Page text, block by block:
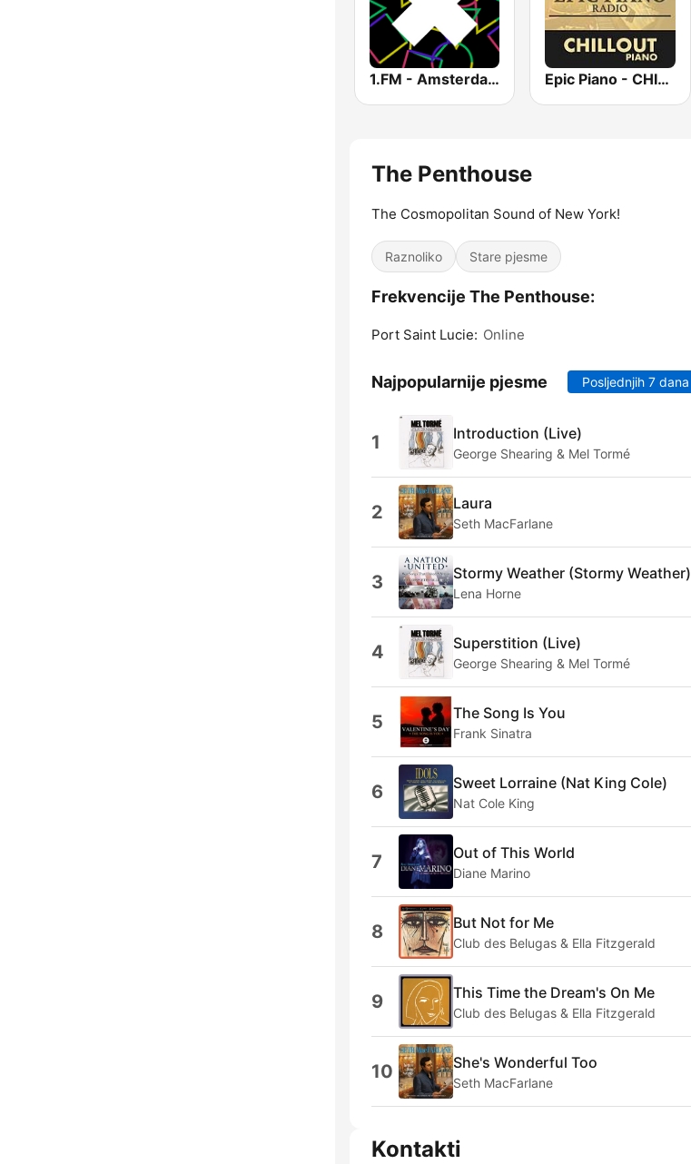
1.FM - Amsterdam Trance Epic Piano - CHILLOUT PIANO
The Penthouse
The Cosmopolitan Sound of New York!
Raznoliko Stare pjesme
Frekvencije The Penthouse:
Port Saint Lucie: Online
Najpopularnije pjesme Posljednjih 7 dana
1 Introduction (Live)
George Shearing & Mel Tormé
2 Laura
Seth MacFarlane
3 Stormy Weather (Stormy Weather)
Lena Horne
4 Superstition (Live)
George Shearing & Mel Tormé
5 The Song Is You
Frank Sinatra
6 Sweet Lorraine (Nat King Cole)
Nat Cole King
7 Out of This World
Diane Marino
8 But Not for Me
Club des Belugas & Ella Fitzgerald
9 This Time the Dream's On Me
Club des Belugas & Ella Fitzgerald
10 She's Wonderful Too
Seth MacFarlane
Kontakti